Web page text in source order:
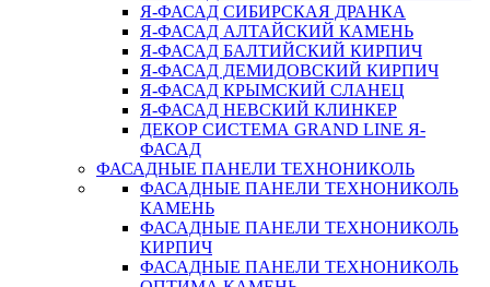
Я-ФАСАД СИБИРСКАЯ ДРАНКА
Я-ФАСАД АЛТАЙСКИЙ КАМЕНЬ
Я-ФАСАД БАЛТИЙСКИЙ КИРПИЧ
Я-ФАСАД ДЕМИДОВСКИЙ КИРПИЧ
Я-ФАСАД КРЫМСКИЙ СЛАНЕЦ
Я-ФАСАД НЕВСКИЙ КЛИНКЕР
ДЕКОР СИСТЕМА GRAND LINE Я-
ФАСАД
ФАСАДНЫЕ ПАНЕЛИ ТЕХНОНИКОЛЬ
ФАСАДНЫЕ ПАНЕЛИ ТЕХНОНИКОЛЬ
КАМЕНЬ
ФАСАДНЫЕ ПАНЕЛИ ТЕХНОНИКОЛЬ
КИРПИЧ
ФАСАДНЫЕ ПАНЕЛИ ТЕХНОНИКОЛЬ